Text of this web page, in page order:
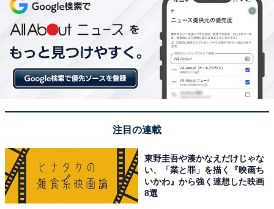
注目の連載
東野圭吾や湊かなえだけじゃな
い、「業と罪」を描く『映画ち
いかわ』から強く連想した映画
8選